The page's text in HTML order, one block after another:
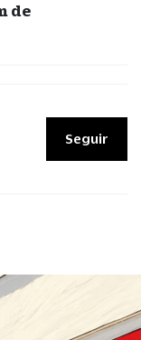
de
Seguir